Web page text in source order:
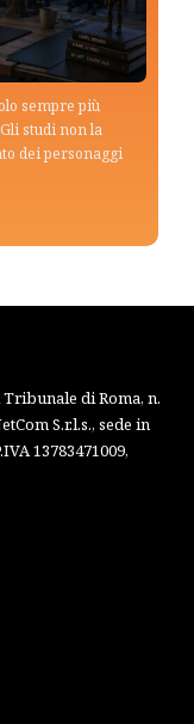
sempre più
studi non la
dei personaggi
di Roma, n.
S.r.l.s., sede in
13783471009,